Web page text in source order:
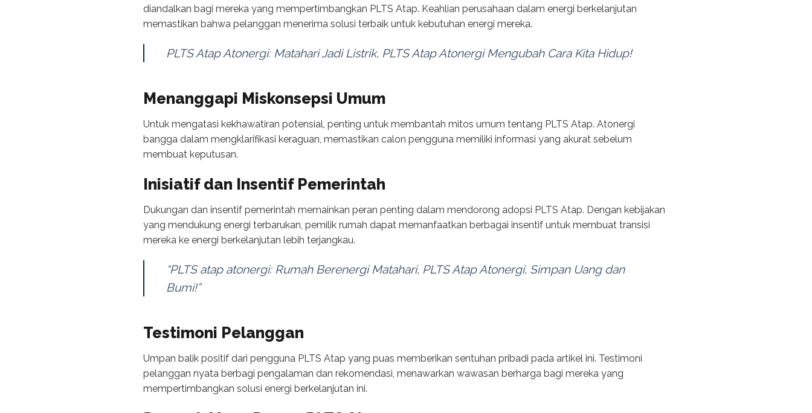
diandalkan bagi mereka yang mempertimbangkan PLTS Atap. Keahlian perusahaan dalam energi berkelanjutan
memastikan bahwa pelanggan menerima solusi terbaik untuk kebutuhan energi mereka.
PLTS Atap Atonergi: Matahari Jadi Listrik, PLTS Atap Atonergi Mengubah Cara Kita Hidup!
Menanggapi Miskonsepsi Umum
Untuk mengatasi kekhawatiran potensial, penting untuk membantah mitos umum tentang PLTS Atap. Atonergi
bangga dalam mengklarifikasi keraguan, memastikan calon pengguna memiliki informasi yang akurat sebelum
membuat keputusan.
Inisiatif dan Insentif Pemerintah
Dukungan dan insentif pemerintah memainkan peran penting dalam mendorong adopsi PLTS Atap. Dengan kebijakan
yang mendukung energi terbarukan, pemilik rumah dapat memanfaatkan berbagai insentif untuk membuat transisi
mereka ke energi berkelanjutan lebih terjangkau.
“PLTS atap atonergi: Rumah Berenergi Matahari, PLTS Atap Atonergi, Simpan Uang dan
Bumi!”
Testimoni Pelanggan
Umpan balik positif dari pengguna PLTS Atap yang puas memberikan sentuhan pribadi pada artikel ini. Testimoni
pelanggan nyata berbagi pengalaman dan rekomendasi, menawarkan wawasan berharga bagi mereka yang
mempertimbangkan solusi energi berkelanjutan ini.